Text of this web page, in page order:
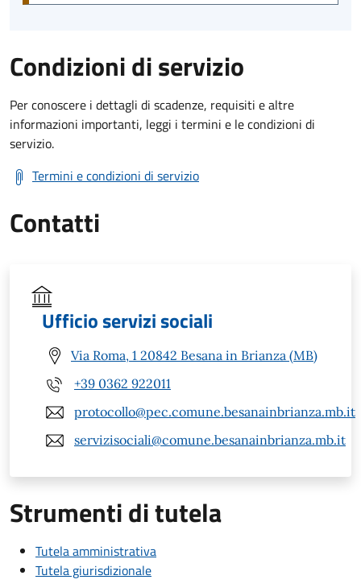
Condizioni di servizio
Per conoscere i dettagli di scadenze, requisiti e altre
informazioni importanti, leggi i termini e le condizioni di
servizio.
Termini e condizioni di servizio
Contatti
Ufficio servizi sociali
Via Roma, 1 20842 Besana in Brianza (MB)
+39 0362 922011
protocollo@pec.comune.besanainbrianza.mb.it
servizisociali@comune.besanainbrianza.mb.it
Strumenti di tutela
Tutela amministrativa
Tutela giurisdizionale